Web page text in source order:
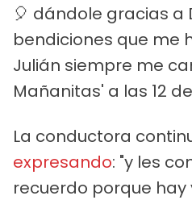
🎈 dándole gracias a
bendiciones que me
Julián siempre me
Mañanitas' a las 12
La conductora
expresando: "y les
recuerdo porque hay